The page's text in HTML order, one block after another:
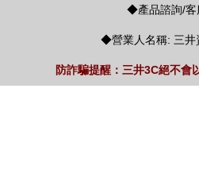
◆產品諮詢/客
◆營業人名稱: 三井
防詐騙提醒：三井3C絕不會